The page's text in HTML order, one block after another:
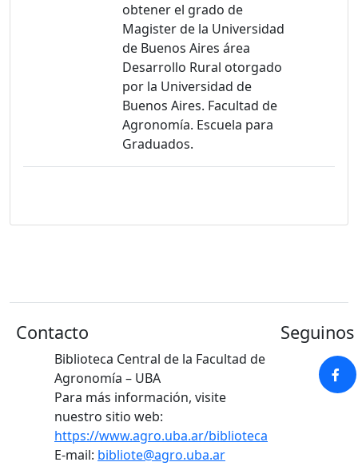
obtener el grado de
Magister de la Universidad
de Buenos Aires área
Desarrollo Rural otorgado
por la Universidad de
Buenos Aires. Facultad de
Agronomía. Escuela para
Graduados.
Contacto
Biblioteca Central de la Facultad de
Agronomía – UBA
Para más información, visite
nuestro sitio web:
https://www.agro.uba.ar/biblioteca
E-mail: bibliote@agro.uba.ar